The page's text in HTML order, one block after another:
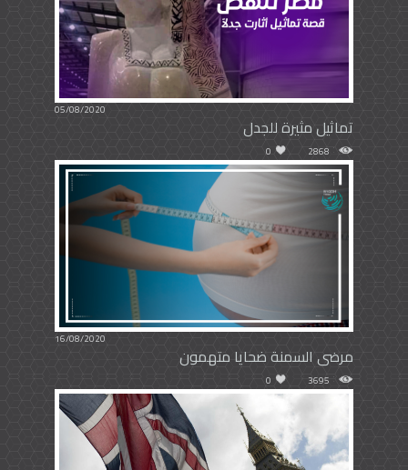
05/08/2020
تماثيل مثيرة للجدل
2868
0
16/08/2020
مرضى السمنة ضحايا متهمون
3695
0